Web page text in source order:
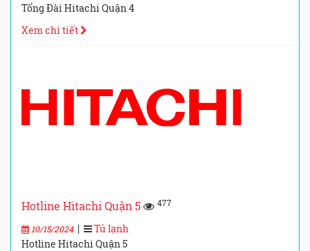
Tổng Đài Hitachi Quận 4
Xem chi tiết
Hotline Hitachi Quận 5 477
10/15/2024|
Tủ lạnh
Hotline Hitachi Quận 5